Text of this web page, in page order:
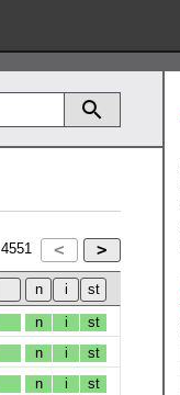
4551
n i st
n i st
n i st